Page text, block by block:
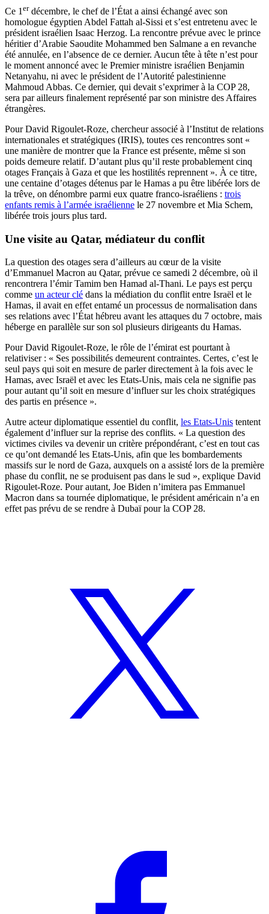
Ce 1 erdécembre, le chef de l’État a ainsi échangé avec son
homologue égyptien Abdel Fattah al-Sissi et s’est entretenu avec le
président israélien Isaac Herzog. La rencontre prévue avec le prince
héritier d’Arabie Saoudite Mohammed ben Salmane a en revanche
été annulée, en l’absence de ce dernier. Aucun tête à tête n’est pour
le moment annoncé avec le Premier ministre israélien Benjamin
Netanyahu, ni avec le président de l’Autorité palestinienne
Mahmoud Abbas. Ce dernier, qui devait s’exprimer à la COP 28,
sera par ailleurs finalement représenté par son ministre des Affaires
étrangères.
Pour David Rigoulet-Roze, chercheur associé à l’Institut de relations
internationales et stratégiques (IRIS), toutes ces rencontres sont «
une manière de montrer que la France est présente, même si son
poids demeure relatif. D’autant plus qu’il reste probablement cinq
otages Français à Gaza et que les hostilités reprennent ». À ce titre,
une centaine d’otages détenus par le Hamas a pu être libérée lors de
la trêve, on dénombre parmi eux quatre franco-israéliens : trois
enfants remis à l’armée israélienne le 27 novembre et Mia Schem,
libérée trois jours plus tard.
Une visite au Qatar, médiateur du conflit
La question des otages sera d’ailleurs au cœur de la visite
d’Emmanuel Macron au Qatar, prévue ce samedi 2 décembre, où il
rencontrera l’émir Tamim ben Hamad al-Thani. Le pays est perçu
comme un acteur clé dans la médiation du conflit entre Israël et le
Hamas, il avait en effet entamé un processus de normalisation dans
ses relations avec l’État hébreu avant les attaques du 7 octobre, mais
héberge en parallèle sur son sol plusieurs dirigeants du Hamas.
Pour David Rigoulet-Roze, le rôle de l’émirat est pourtant à
relativiser : « Ses possibilités demeurent contraintes. Certes, c’est le
seul pays qui soit en mesure de parler directement à la fois avec le
Hamas, avec Israël et avec les Etats-Unis, mais cela ne signifie pas
pour autant qu’il soit en mesure d’influer sur les choix stratégiques
des partis en présence ».
Autre acteur diplomatique essentiel du conflit, les Etats-Unis tentent
également d’influer sur la reprise des conflits. « La question des
victimes civiles va devenir un critère prépondérant, c’est en tout cas
ce qu’ont demandé les Etats-Unis, afin que les bombardements
massifs sur le nord de Gaza, auxquels on a assisté lors de la première
phase du conflit, ne se produisent pas dans le sud », explique David
Rigoulet-Roze. Pour autant, Joe Biden n’imitera pas Emmanuel
Macron dans sa tournée diplomatique, le président américain n’a en
effet pas prévu de se rendre à Dubaï pour la COP 28.